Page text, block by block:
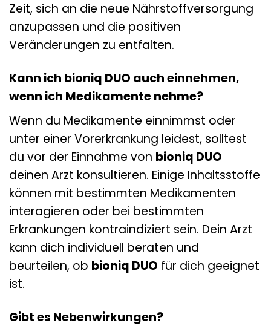
Zeit, sich an die neue Nährstoffversorgung
anzupassen und die positiven
Veränderungen zu entfalten.
Kann ich bioniq DUO auch einnehmen,
wenn ich Medikamente nehme?
Wenn du Medikamente einnimmst oder
unter einer Vorerkrankung leidest, solltest
du vor der Einnahme von bioniq DUO
deinen Arzt konsultieren. Einige Inhaltsstoffe
können mit bestimmten Medikamenten
interagieren oder bei bestimmten
Erkrankungen kontraindiziert sein. Dein Arzt
kann dich individuell beraten und
beurteilen, ob bioniq DUO für dich geeignet
ist.
Gibt es Nebenwirkungen?